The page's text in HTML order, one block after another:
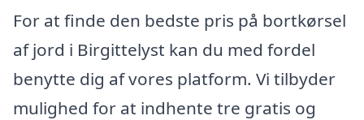
For at finde den bedste pris på bortkørsel
af jord i Birgittelyst kan du med fordel
benytte dig af vores platform. Vi tilbyder
mulighed for at indhente tre gratis og